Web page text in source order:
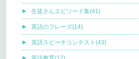
生徒さんエピソード集(41)
英語のフレーズ(14)
英語スピーチコンテスト(43)